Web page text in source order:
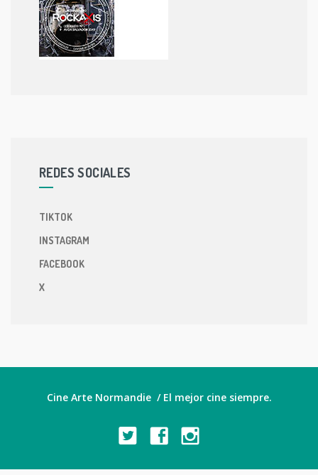
REDES SOCIALES
TIKTOK
INSTAGRAM
FACEBOOK
X
Cine Arte Normandie / El mejor cine siempre.